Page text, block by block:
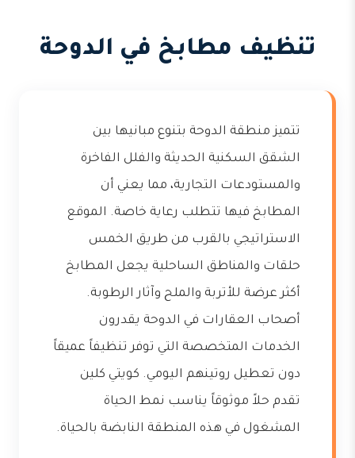
تنظيف مطابخ في الدوحة
تتميز منطقة الدوحة بتنوع مبانيها بين
الشقق السكنية الحديثة والفلل الفاخرة
والمستودعات التجارية، مما يعني أن
المطابخ فيها تتطلب رعاية خاصة. الموقع
الاستراتيجي بالقرب من طريق الخمس
حلقات والمناطق الساحلية يجعل المطابخ
أكثر عرضة للأتربة والملح وآثار الرطوبة.
أصحاب العقارات في الدوحة يقدرون
الخدمات المتخصصة التي توفر تنظيفاً عميقاً
دون تعطيل روتينهم اليومي. كويتي كلين
تقدم حلاً موثوقاً يناسب نمط الحياة
المشغول في هذه المنطقة النابضة بالحياة.